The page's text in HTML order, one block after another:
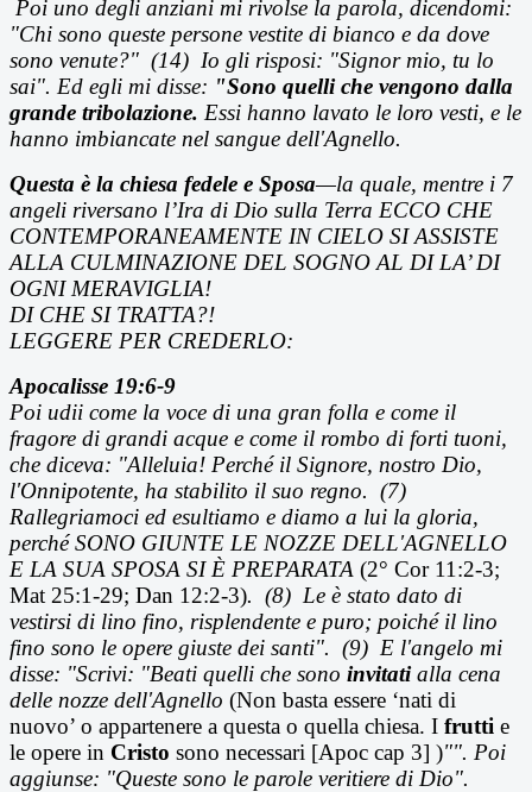
Poi uno degli anziani mi rivolse la parola, dicendomi:
"Chi sono queste persone vestite di bianco e da dove
sono venute?" (14) Io gli risposi: "Signor mio, tu lo
sai". Ed egli mi disse: "Sono quelli che vengono dalla
grande tribolazione. Essi hanno lavato le loro vesti, e le
hanno imbiancate nel sangue dell'Agnello.
Questa è la chiesa fedele e Sposa—la quale, mentre i 7
angeli riversano l’Ira di Dio sulla Terra ECCO CHE
CONTEMPORANEAMENTE IN CIELO SI ASSISTE
ALLA CULMINAZIONE DEL SOGNO AL DI LA’ DI
OGNI MERAVIGLIA!
DI CHE SI TRATTA?!
LEGGERE PER CREDERLO:
Apocalisse 19:6-9
Poi udii come la voce di una gran folla e come il
fragore di grandi acque e come il rombo di forti tuoni,
che diceva: "Alleluia! Perché il Signore, nostro Dio,
l'Onnipotente, ha stabilito il suo regno. (7)
Rallegriamoci ed esultiamo e diamo a lui la gloria,
perché SONO GIUNTE LE NOZZE DELL'AGNELLO
E LA SUA SPOSA SI È PREPARATA (2° Cor 11:2-3;
Mat 25:1-29; Dan 12:2-3). (8) Le è stato dato di
vestirsi di lino fino, risplendente e puro; poiché il lino
fino sono le opere giuste dei santi". (9) E l'angelo mi
disse: "Scrivi: "Beati quelli che sono invitatialla cena
delle nozze dell'Agnello (Non basta essere ‘nati di
nuovo’ o appartenere a questa o quella chiesa. I frutti e
le opere in Cristo sono necessari [Apoc cap 3] )"". Poi
aggiunse: "Queste sono le parole veritiere di Dio".